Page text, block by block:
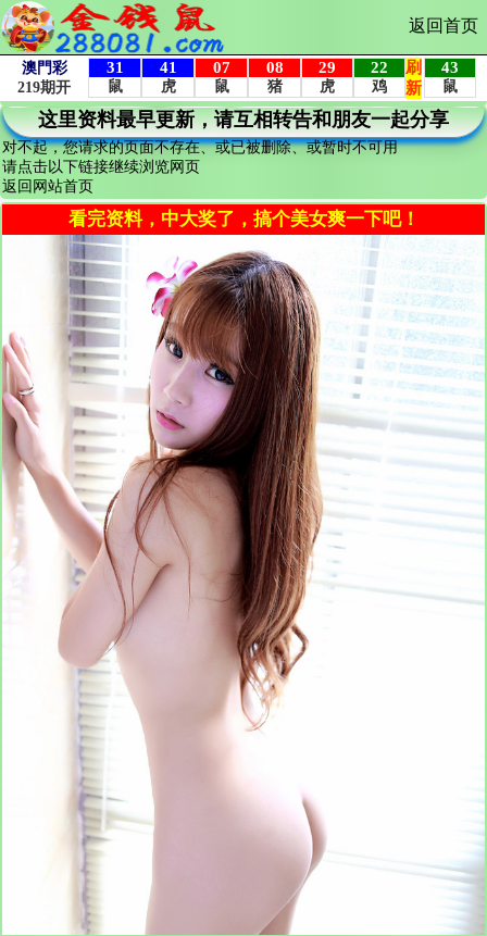
返回首页
这里资料最早更新，请互相转告和朋友一起分享
对不起，您请求的页面不存在、或已被删除、或暂时不可用
请点击以下链接继续浏览网页
返回网站首页
看完资料，中大奖了，搞个美女爽一下吧！